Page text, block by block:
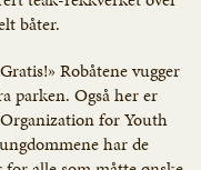
båter.
Robåtene vugger
parken. Også her er
for Youth
har de